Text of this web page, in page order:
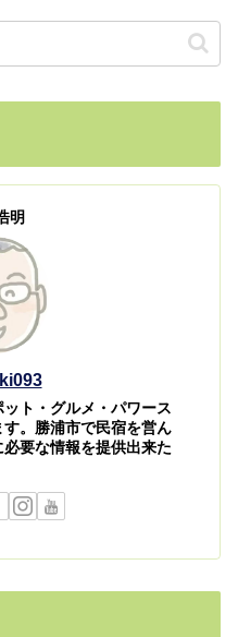
明
ト・グルメ・パワース
。勝浦市で民宿を営ん
要な情報を提供出来た